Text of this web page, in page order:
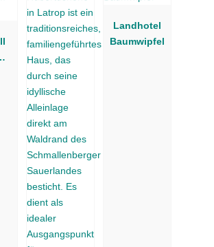
Landhotel
Baumwipfel